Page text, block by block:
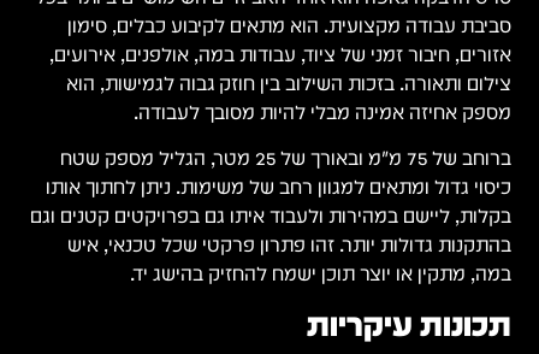
סביבת עבודה מקצועית. הוא מתאים לקיבוע כבלים, סימון
אזורים, חיבור זמני של ציוד, עבודות במה, אולפנים, אירועים,
צילום ותאורה. בזכות השילוב בין חוזק גבוה לגמישות, הוא
מספק אחיזה אמינה מבלי להיות מסובך לעבודה.
ברוחב של 75 מ"מ ובאורך של 25 מטר, הגליל מספק שטח
כיסוי גדול ומתאים למגוון רחב של משימות. ניתן לחתוך אותו
בקלות, ליישם במהירות ולעבוד איתו גם בפרויקטים קטנים וגם
בהתקנות גדולות יותר. זהו פתרון פרקטי שכל טכנאי, איש
במה, מתקין או יוצר תוכן ישמח להחזיק בהישג יד.
תכונות עיקריות